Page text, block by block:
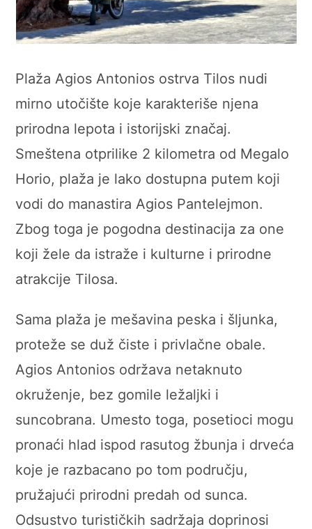
Plaža Agios Antonios ostrva Tilos nudi
mirno utočište koje karakteriše njena
prirodna lepota i istorijski značaj.
Smeštena otprilike 2 kilometra od Megalo
Horio, plaža je lako dostupna putem koji
vodi do manastira Agios Pantelejmon.
Zbog toga je pogodna destinacija za one
koji žele da istraže i kulturne i prirodne
atrakcije Tilosa.
Sama plaža je mešavina peska i šljunka,
proteže se duž čiste i privlačne obale.
Agios Antonios održava netaknuto
okruženje, bez gomile ležaljki i
suncobrana. Umesto toga, posetioci mogu
pronaći hlad ispod rasutog žbunja i drveća
koje je razbacano po tom području,
pružajući prirodni predah od sunca.
Odsustvo turističkih sadržaja doprinosi